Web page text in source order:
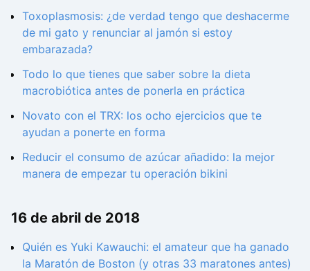
Toxoplasmosis: ¿de verdad tengo que deshacerme
de mi gato y renunciar al jamón si estoy
embarazada?
Todo lo que tienes que saber sobre la dieta
macrobiótica antes de ponerla en práctica
Novato con el TRX: los ocho ejercicios que te
ayudan a ponerte en forma
Reducir el consumo de azúcar añadido: la mejor
manera de empezar tu operación bikini
16 de abril de 2018
Quién es Yuki Kawauchi: el amateur que ha ganado
la Maratón de Boston (y otras 33 maratones antes)